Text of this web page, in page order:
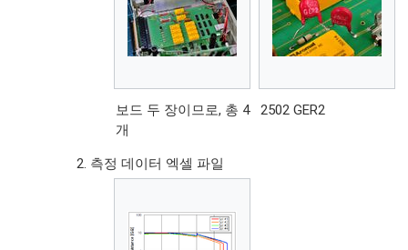
보드 두 장이므로, 총 4
개
2502 GER2
측정 데이터 엑셀 파일